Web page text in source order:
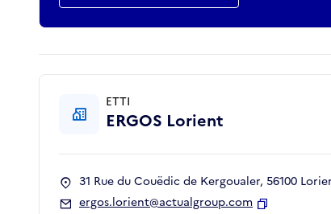
ETTI
ERGOS Lorient
31 Rue du Couëdic de Kergoualer, 56100
ergos.lorient@actualgroup.com